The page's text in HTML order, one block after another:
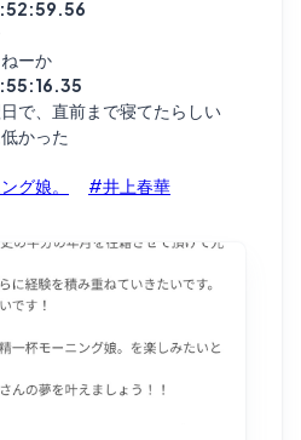
ーか
で、直前まで寝てたらしい
かった
グ娘。 #井上春華